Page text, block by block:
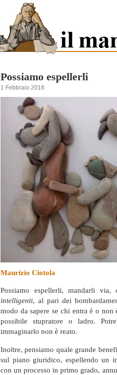
Possiamo espellerli
1 Febbraio 2016
Maurizio Ciotola
Possiamo espellerli, mandarli via,
intelligenti, al pari dei
modo da sapere se chi entra è o
possibile stupratore o ladro.
immaginarlo non è reato.
Inoltre, pensiamo quale grande
sul piano giuridico, espellendo un
con un processo in primo grado,